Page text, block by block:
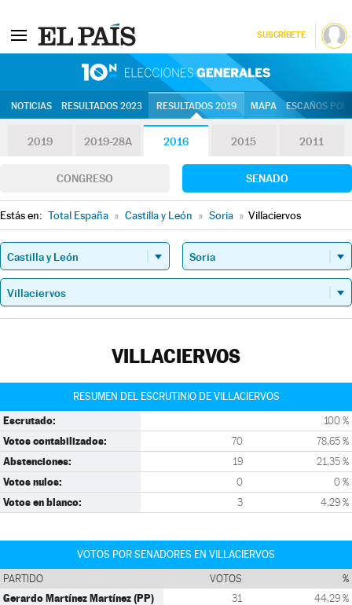
SUSCRÍBETE
NOTICIAS RESULTADOS 2023 RESULTADOS 2019 MAPA ESCAÑOS
2019 2019-28A 2016 2015 2011
CONGRESO SENADO
Estás en: Total España » Castilla y León » Soria » Villaciervos
VILLACIERVOS
RESUMEN DEL ESCRUTINIO DE VILLACIERVOS
Escrutado: 100 %
Votos contabilizados: 70 78,65 %
Abstenciones: 19 21,35 %
Votos nulos: 0 0 %
Votos en blanco: 3 4,29 %
VOTOS POR SENADORES EN VILLACIERVOS
PARTIDO VOTOS %
Gerardo Martínez Martínez (PP) 31 44,29 %